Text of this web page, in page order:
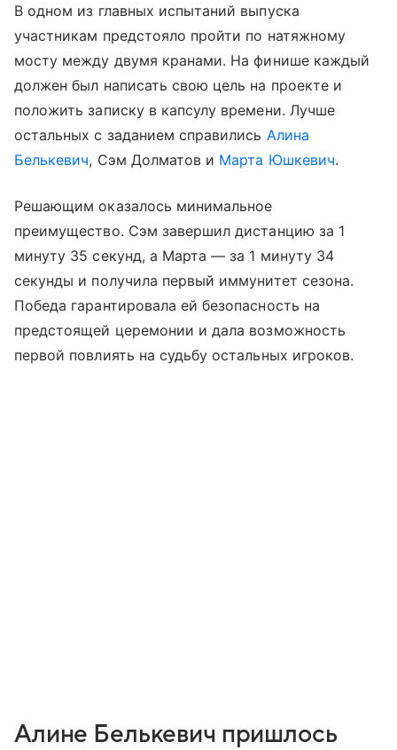
В одном из главных испытаний выпуска
участникам предстояло пройти по натяжному
мосту между двумя кранами. На финише каждый
должен был написать свою цель на проекте и
положить записку в капсулу времени. Лучше
остальных с заданием справились Алина
Белькевич, Сэм Долматов и Марта Юшкевич.
Решающим оказалось минимальное
преимущество. Сэм завершил дистанцию за 1
минуту 35 секунд, а Марта — за 1 минуту 34
секунды и получила первый иммунитет сезона.
Победа гарантировала ей безопасность на
предстоящей церемонии и дала возможность
первой повлиять на судьбу остальных игроков.
Алине Белькевич пришлось